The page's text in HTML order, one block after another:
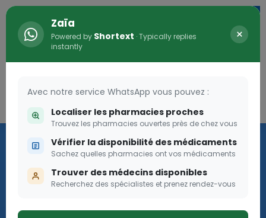
Les aides sociales Pharma
Dream
Les aides sociales Pharma Dream, des aides qui tombent à
Zaïa
Powered by Shortext · Typically replies
instantly
×
Avec notre service WhatsApp vous pouvez :
Localiser les pharmacies proches
Trouvez les pharmacies ouvertes près de chez vous
Vérifier la disponibilité des médicaments
Sachez quelles pharmacies ont vos médicaments
Trouver des médecins disponibles
Recherchez des spécialistes et prenez rendez-vous